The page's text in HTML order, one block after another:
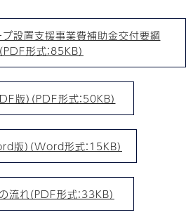
ブ設置支援事業費補助金交付要綱
（PDF形式：85KB）
版）（PDF形式：50KB）
版）（Word形式：15KB）
流れ（PDF形式：33KB）